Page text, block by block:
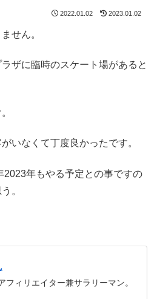
2022.01.02 2023.01.02
せん。
ザに臨時のスケート場があると
いなくて丁度良かったです。
2023年もやる予定との事ですの
。
フィリエイター兼サラリーマン。